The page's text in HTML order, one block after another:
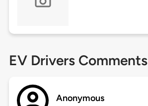
EV Drivers Comments
Anonymous